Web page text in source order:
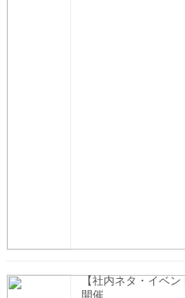
【社内ネタ・イベ
開催